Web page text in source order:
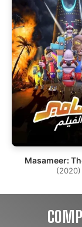
Masameer:
(2020)